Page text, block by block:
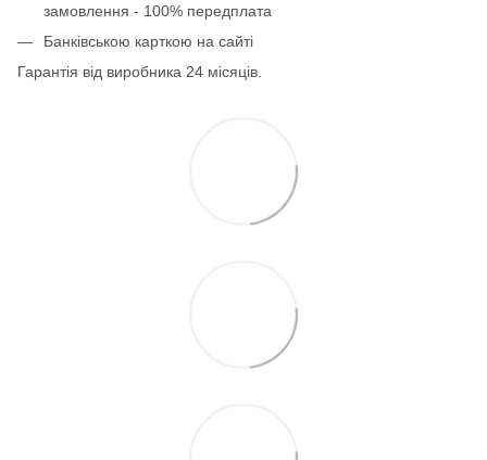
замовлення - 100% передплата
Банківською карткою на сайті
Гарантія від виробника 24 місяців.